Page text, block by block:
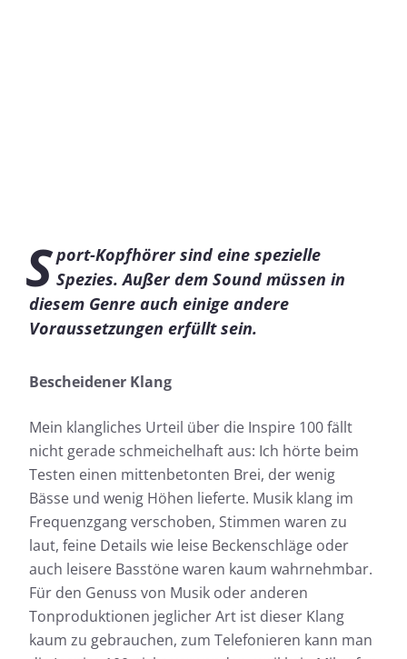
Sport-Kopfhörer sind eine spezielle
Spezies. Außer dem Sound müssen in
diesem Genre auch einige andere
Voraussetzungen erfüllt sein.
Bescheidener Klang
Mein klangliches Urteil über die Inspire 100 fällt
nicht gerade schmeichelhaft aus: Ich hörte beim
Testen einen mittenbetonten Brei, der wenig
Bässe und wenig Höhen lieferte. Musik klang im
Frequenzgang verschoben, Stimmen waren zu
laut, feine Details wie leise Beckenschläge oder
auch leisere Basstöne waren kaum wahrnehmbar.
Für den Genuss von Musik oder anderen
Tonproduktionen jeglicher Art ist dieser Klang
kaum zu gebrauchen, zum Telefonieren kann man